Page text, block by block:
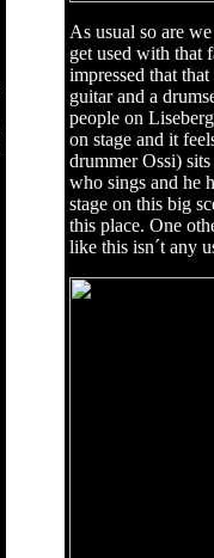
As usual so are
get used with that
impressed that
guitar and a
people on
on stage and it
drummer Ossi)
who sings and he
stage on this big
this place. One
like this isn´t any